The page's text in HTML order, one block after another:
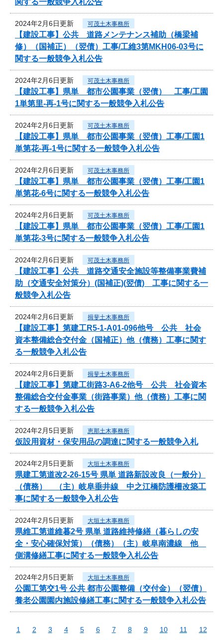
2024年2月6日更新 可茂土木事務所
【建設工事】公共 道路メンテナンス補助（橋梁補
修）（国補正）（翌債）工事/工維3第MKH06-03号に
関する一般競争入札公告
2024年2月6日更新 可茂土木事務所
【建設工事】県単 都市公園事業（翌債） 工事/工園
1単第里-再-1号に関する一般競争入札公告
2024年2月6日更新 可茂土木事務所
【建設工事】県単 都市公園事業（翌債）工事/工園1
単第花-再-1号に関する一般競争入札公告
2024年2月6日更新 可茂土木事務所
【建設工事】県単 都市公園事業（翌債）工事/工園1
単第花-6号に関する一般競争入札公告
2024年2月6日更新 可茂土木事務所
【建設工事】県単 都市公園事業（翌債）工事/工園1
単第花-3号に関する一般競争入札公告
2024年2月6日更新 可茂土木事務所
【建設工事】公共 道路交通安全施設等整備事業費補
助（交通安全対策分）(国補正)(翌債) 工事に関する一
般競争入札公告
2024年2月6日更新 揖斐土木事務所
【建設工事】第建工R5-1-A01-096他号 公共 社会
資本整備総合交付金（国補正）他（債務）工事に関す
る一般競争入札公告
2024年2月6日更新 揖斐土木事務所
【建設工事】第建工街路3-A6-2他号 公共 社会資本
整備総合交付金事業（街路事業）他（債務）工事に関
する一般競争入札公告
2024年2月5日更新 恵那土木事務所
仮設用資材・保安用品の調達に関する一般競争入札
2024年2月5日更新 大垣土木事務所
県建工第道改2-26-15号 県単 道路新設改良（一般分）
（債務） （主）岐阜垂井線 中之江橋防護柵改築工
事に関する一般競争入札公告
2024年2月5日更新 大垣土木事務所
県維工第道維暮2号 県単 道路維持修繕（暮らしの安
全・安心確保対策）（債務）（主）岐阜南濃線 他
側溝修繕工事に関する一般競争入札公告
2024年2月5日更新 大垣土木事務所
公園工第交1号 公共 都市公園整備（交付金）（翌債）
養老公園園内施設修繕工事に関する一般競争入札公告
1 2 3 4 5 6 7 8 9 10 11
12